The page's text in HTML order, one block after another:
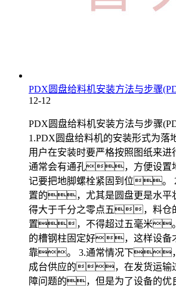
PDX圆盘给料机安装方法与步骤
12-12
PDX圆盘给料机安装方法与步骤
1.PDX圆盘给料机的安装形式为
用户在安装时要严格按照图纸来
通常会有通孔，方便设
记要把地脚螺栓紧固到位。
置的，尤其是圆盘更是水
得大于千分之零点五，料仓
置，不得超过五毫米。
的槽钢柱固定好，这样设备
靠。 3.通常情况下，
成台供应的，在发货运输
障问题的，但是为了设备的